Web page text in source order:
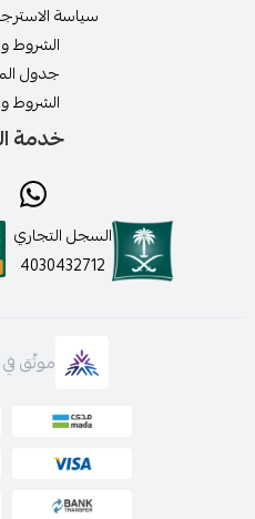
سياسة
الشروط
جدول
الشروط
خدمة
السجل التجاري
4030432712
موثّق